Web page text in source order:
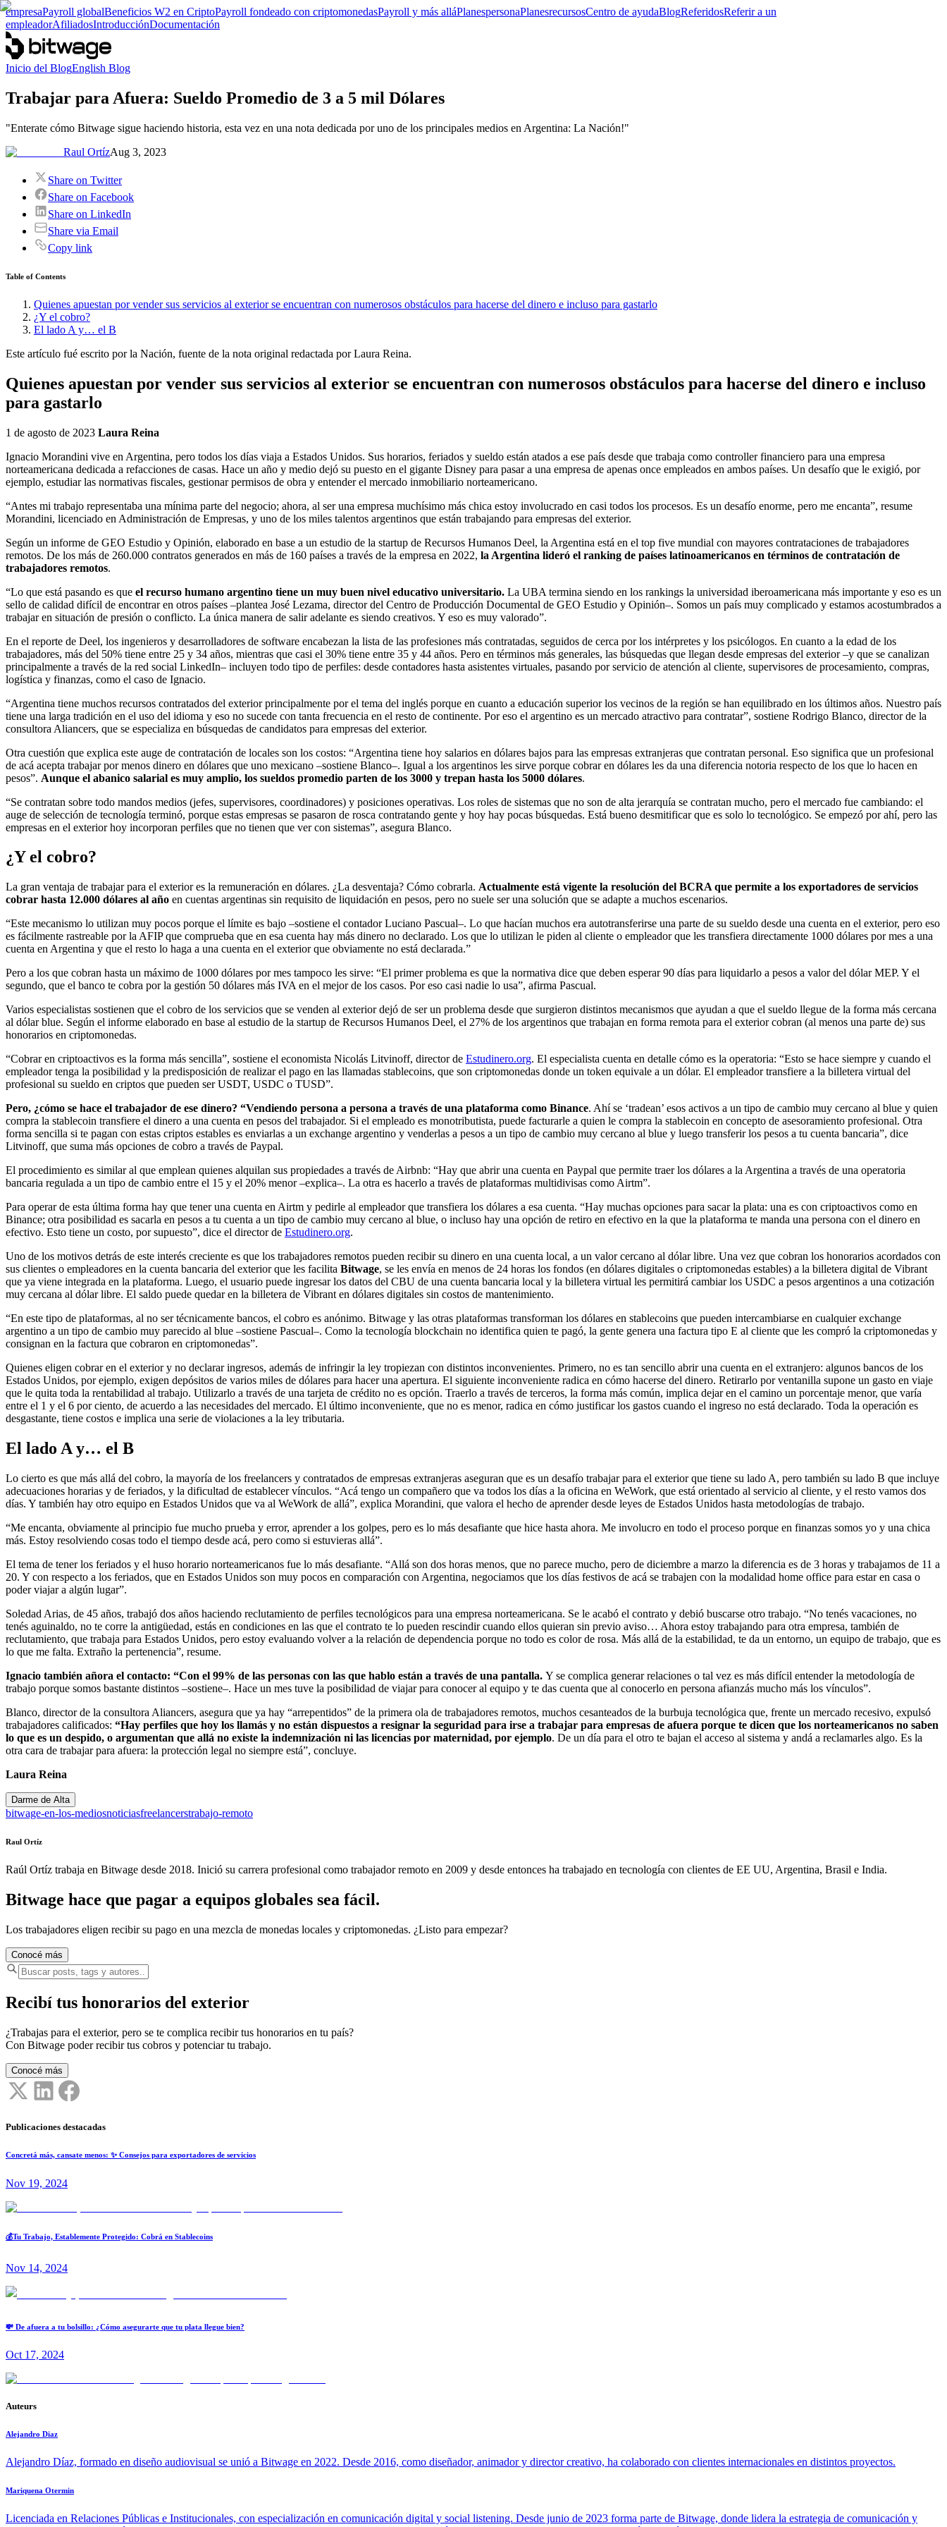
empresaPayroll globalBeneficios W2 en CriptoPayroll fondeado con criptomonedasPayroll y más alláPlanespersonaPlanesrecursosCentro de ayudaBlogReferidosReferir a un
empleadorAfiliadosIntroducciónDocumentación
Inicio del BlogEnglish Blog
Trabajar para Afuera: Sueldo Promedio de 3 a 5 mil Dólares
"Enterate cómo Bitwage sigue haciendo historia, esta vez en una nota dedicada por uno de los principales medios en Argentina: La Nación!"
Raul OrtízAug 3, 2023
Share on Twitter
Share on Facebook
Share on LinkedIn
Share via Email
Copy link
Table of Contents
Quienes apuestan por vender sus servicios al exterior se encuentran con numerosos obstáculos para hacerse del dinero e incluso para gastarlo
¿Y el cobro?
El lado A y… el B
Este artículo fué escrito por la Nación, fuente de la nota original redactada por Laura Reina.
Quienes apuestan por vender sus servicios al exterior se encuentran con numerosos obstáculos para hacerse del dinero e incluso
para gastarlo
1 de agosto de 2023 Laura Reina
Ignacio Morandini vive en Argentina, pero todos los días viaja a Estados Unidos. Sus horarios, feriados y sueldo están atados a ese país desde que trabaja como controller financiero para una empresa
norteamericana dedicada a refacciones de casas. Hace un año y medio dejó su puesto en el gigante Disney para pasar a una empresa de apenas once empleados en ambos países. Un desafío que le exigió, por
ejemplo, estudiar las normativas fiscales, gestionar permisos de obra y entender el mercado inmobiliario norteamericano.
“Antes mi trabajo representaba una mínima parte del negocio; ahora, al ser una empresa muchísimo más chica estoy involucrado en casi todos los procesos. Es un desafío enorme, pero me encanta”, resume
Morandini, licenciado en Administración de Empresas, y uno de los miles talentos argentinos que están trabajando para empresas del exterior.
Según un informe de GEO Estudio y Opinión, elaborado en base a un estudio de la startup de Recursos Humanos Deel, la Argentina está en el top five mundial con mayores contrataciones de trabajadores
remotos. De los más de 260.000 contratos generados en más de 160 países a través de la empresa en 2022, la Argentina lideró el ranking de países latinoamericanos en términos de contratación de
trabajadores remotos.
“Lo que está pasando es que el recurso humano argentino tiene un muy buen nivel educativo universitario. La UBA termina siendo en los rankings la universidad iberoamericana más importante y eso es un
sello de calidad difícil de encontrar en otros países –plantea José Lezama, director del Centro de Producción Documental de GEO Estudio y Opinión–. Somos un país muy complicado y estamos acostumbrados a
trabajar en situación de presión o conflicto. La única manera de salir adelante es siendo creativos. Y eso es muy valorado”.
En el reporte de Deel, los ingenieros y desarrolladores de software encabezan la lista de las profesiones más contratadas, seguidos de cerca por los intérpretes y los psicólogos. En cuanto a la edad de los
trabajadores, más del 50% tiene entre 25 y 34 años, mientras que casi el 30% tiene entre 35 y 44 años. Pero en términos más generales, las búsquedas que llegan desde empresas del exterior –y que se canalizan
principalmente a través de la red social LinkedIn– incluyen todo tipo de perfiles: desde contadores hasta asistentes virtuales, pasando por servicio de atención al cliente, supervisores de procesamiento, compras,
logística y finanzas, como el caso de Ignacio.
“Argentina tiene muchos recursos contratados del exterior principalmente por el tema del inglés porque en cuanto a educación superior los vecinos de la región se han equilibrado en los últimos años. Nuestro país
tiene una larga tradición en el uso del idioma y eso no sucede con tanta frecuencia en el resto de continente. Por eso el argentino es un mercado atractivo para contratar”, sostiene Rodrigo Blanco, director de la
consultora Aliancers, que se especializa en búsquedas de candidatos para empresas del exterior.
Otra cuestión que explica este auge de contratación de locales son los costos: “Argentina tiene hoy salarios en dólares bajos para las empresas extranjeras que contratan personal. Eso significa que un profesional
de acá acepta trabajar por menos dinero en dólares que uno mexicano –sostiene Blanco–. Igual a los argentinos les sirve porque cobrar en dólares les da una diferencia notoria respecto de los que lo hacen en
pesos”. Aunque el abanico salarial es muy amplio, los sueldos promedio parten de los 3000 y trepan hasta los 5000 dólares.
“Se contratan sobre todo mandos medios (jefes, supervisores, coordinadores) y posiciones operativas. Los roles de sistemas que no son de alta jerarquía se contratan mucho, pero el mercado fue cambiando: el
auge de selección de tecnología terminó, porque estas empresas se pasaron de rosca contratando gente y hoy hay pocas búsquedas. Está bueno desmitificar que es solo lo tecnológico. Se empezó por ahí, pero las
empresas en el exterior hoy incorporan perfiles que no tienen que ver con sistemas”, asegura Blanco.
¿Y el cobro?
La gran ventaja de trabajar para el exterior es la remuneración en dólares. ¿La desventaja? Cómo cobrarla. Actualmente está vigente la resolución del BCRA que permite a los exportadores de servicios
cobrar hasta 12.000 dólares al año en cuentas argentinas sin requisito de liquidación en pesos, pero no suele ser una solución que se adapte a muchos escenarios.
“Este mecanismo lo utilizan muy pocos porque el límite es bajo –sostiene el contador Luciano Pascual–. Lo que hacían muchos era autotransferirse una parte de su sueldo desde una cuenta en el exterior, pero eso
es fácilmente rastreable por la AFIP que comprueba que en esa cuenta hay más dinero no declarado. Los que lo utilizan le piden al cliente o empleador que les transfiera directamente 1000 dólares por mes a una
cuenta en Argentina y que el resto lo haga a una cuenta en el exterior que obviamente no está declarada.”
Pero a los que cobran hasta un máximo de 1000 dólares por mes tampoco les sirve: “El primer problema es que la normativa dice que deben esperar 90 días para liquidarlo a pesos a valor del dólar MEP. Y el
segundo, que el banco te cobra por la gestión 50 dólares más IVA en el mejor de los casos. Por eso casi nadie lo usa”, afirma Pascual.
Varios especialistas sostienen que el cobro de los servicios que se venden al exterior dejó de ser un problema desde que surgieron distintos mecanismos que ayudan a que el sueldo llegue de la forma más cercana
al dólar blue. Según el informe elaborado en base al estudio de la startup de Recursos Humanos Deel, el 27% de los argentinos que trabajan en forma remota para el exterior cobran (al menos una parte de) sus
honorarios en criptomonedas.
“Cobrar en criptoactivos es la forma más sencilla”, sostiene el economista Nicolás Litvinoff, director de Estudinero.org. El especialista cuenta en detalle cómo es la operatoria: “Esto se hace siempre y cuando el
empleador tenga la posibilidad y la predisposición de realizar el pago en las llamadas stablecoins, que son criptomonedas donde un token equivale a un dólar. El empleador transfiere a la billetera virtual del
profesional su sueldo en criptos que pueden ser USDT, USDC o TUSD”.
Pero, ¿cómo se hace el trabajador de ese dinero? “Vendiendo persona a persona a través de una plataforma como Binance. Ahí se ‘tradean’ esos activos a un tipo de cambio muy cercano al blue y quien
compra la stablecoin transfiere el dinero a una cuenta en pesos del trabajador. Si el empleado es monotributista, puede facturarle a quien le compra la stablecoin en concepto de asesoramiento profesional. Otra
forma sencilla si te pagan con estas criptos estables es enviarlas a un exchange argentino y venderlas a pesos a un tipo de cambio muy cercano al blue y luego transferir los pesos a tu cuenta bancaria”, dice
Litvinoff, que suma más opciones de cobro a través de Paypal.
El procedimiento es similar al que emplean quienes alquilan sus propiedades a través de Airbnb: “Hay que abrir una cuenta en Paypal que permite traer los dólares a la Argentina a través de una operatoria
bancaria regulada a un tipo de cambio entre el 15 y el 20% menor –explica–. La otra es hacerlo a través de plataformas multidivisas como Airtm”.
Para operar de esta última forma hay que tener una cuenta en Airtm y pedirle al empleador que transfiera los dólares a esa cuenta. “Hay muchas opciones para sacar la plata: una es con criptoactivos como en
Binance; otra posibilidad es sacarla en pesos a tu cuenta a un tipo de cambio muy cercano al blue, o incluso hay una opción de retiro en efectivo en la que la plataforma te manda una persona con el dinero en
efectivo. Esto tiene un costo, por supuesto”, dice el director de Estudinero.org.
Uno de los motivos detrás de este interés creciente es que los trabajadores remotos pueden recibir su dinero en una cuenta local, a un valor cercano al dólar libre. Una vez que cobran los honorarios acordados con
sus clientes o empleadores en la cuenta bancaria del exterior que les facilita Bitwage, se les envía en menos de 24 horas los fondos (en dólares digitales o criptomonedas estables) a la billetera digital de Vibrant
que ya viene integrada en la plataforma. Luego, el usuario puede ingresar los datos del CBU de una cuenta bancaria local y la billetera virtual les permitirá cambiar los USDC a pesos argentinos a una cotización
muy cercana al dólar libre. El saldo puede quedar en la billetera de Vibrant en dólares digitales sin costos de mantenimiento.
“En este tipo de plataformas, al no ser técnicamente bancos, el cobro es anónimo. Bitwage y las otras plataformas transforman los dólares en stablecoins que pueden intercambiarse en cualquier exchange
argentino a un tipo de cambio muy parecido al blue –sostiene Pascual–. Como la tecnología blockchain no identifica quien te pagó, la gente genera una factura tipo E al cliente que les compró la criptomonedas y
consignan en la factura que cobraron en criptomonedas”.
Quienes eligen cobrar en el exterior y no declarar ingresos, además de infringir la ley tropiezan con distintos inconvenientes. Primero, no es tan sencillo abrir una cuenta en el extranjero: algunos bancos de los
Estados Unidos, por ejemplo, exigen depósitos de varios miles de dólares para hacer una apertura. El siguiente inconveniente radica en cómo hacerse del dinero. Retirarlo por ventanilla supone un gasto en viaje
que le quita toda la rentabilidad al trabajo. Utilizarlo a través de una tarjeta de crédito no es opción. Traerlo a través de terceros, la forma más común, implica dejar en el camino un porcentaje menor, que varía
entre el 1 y el 6 por ciento, de acuerdo a las necesidades del mercado. El último inconveniente, que no es menor, radica en cómo justificar los gastos cuando el ingreso no está declarado. Toda la operación es
desgastante, tiene costos e implica una serie de violaciones a la ley tributaria.
El lado A y… el B
Lo cierto es que más allá del cobro, la mayoría de los freelancers y contratados de empresas extranjeras aseguran que es un desafío trabajar para el exterior que tiene su lado A, pero también su lado B que incluye
adecuaciones horarias y de feriados, y la dificultad de establecer vínculos. “Acá tengo un compañero que va todos los días a la oficina en WeWork, que está orientado al servicio al cliente, y el resto vamos dos
días. Y también hay otro equipo en Estados Unidos que va al WeWork de allá”, explica Morandini, que valora el hecho de aprender desde leyes de Estados Unidos hasta metodologías de trabajo.
“Me encanta, obviamente al principio fue mucho prueba y error, aprender a los golpes, pero es lo más desafiante que hice hasta ahora. Me involucro en todo el proceso porque en finanzas somos yo y una chica
más. Estoy resolviendo cosas todo el tiempo desde acá, pero como si estuvieras allá”.
El tema de tener los feriados y el huso horario norteamericanos fue lo más desafiante. “Allá son dos horas menos, que no parece mucho, pero de diciembre a marzo la diferencia es de 3 horas y trabajamos de 11 a
20. Y con respecto a los feriados, que en Estados Unidos son muy pocos en comparación con Argentina, negociamos que los días festivos de acá se trabajen con la modalidad home office para estar en casa o
poder viajar a algún lugar”.
Soledad Arias, de 45 años, trabajó dos años haciendo reclutamiento de perfiles tecnológicos para una empresa norteamericana. Se le acabó el contrato y debió buscarse otro trabajo. “No tenés vacaciones, no
tenés aguinaldo, no te corre la antigüedad, estás en condiciones en las que el contrato te lo pueden rescindir cuando ellos quieran sin previo aviso… Ahora estoy trabajando para otra empresa, también de
reclutamiento, que trabaja para Estados Unidos, pero estoy evaluando volver a la relación de dependencia porque no todo es color de rosa. Más allá de la estabilidad, te da un entorno, un equipo de trabajo, que es
lo que me falta. Extraño la pertenencia”, resume.
Ignacio también añora el contacto: “Con el 99% de las personas con las que hablo están a través de una pantalla. Y se complica generar relaciones o tal vez es más difícil entender la metodología de
trabajo porque somos bastante distintos –sostiene–. Hace un mes tuve la posibilidad de viajar para conocer al equipo y te das cuenta que al conocerlo en persona afianzás mucho más los vínculos”.
Blanco, director de la consultora Aliancers, asegura que ya hay “arrepentidos” de la primera ola de trabajadores remotos, muchos cesanteados de la burbuja tecnológica que, frente un mercado recesivo, expulsó
trabajadores calificados: “Hay perfiles que hoy los llamás y no están dispuestos a resignar la seguridad para irse a trabajar para empresas de afuera porque te dicen que los norteamericanos no saben
lo que es un despido, o argumentan que allá no existe la indemnización ni las licencias por maternidad, por ejemplo. De un día para el otro te bajan el acceso al sistema y andá a reclamarles algo. Es la
otra cara de trabajar para afuera: la protección legal no siempre está”, concluye.
Laura Reina
Darme de Alta
bitwage-en-los-mediosnoticiasfreelancerstrabajo-remoto
Raul Ortíz
Raúl Ortíz trabaja en Bitwage desde 2018. Inició su carrera profesional como trabajador remoto en 2009 y desde entonces ha trabajado en tecnología con clientes de EE UU, Argentina, Brasil e India.
Bitwage hace que pagar a equipos globales sea fácil.
Los trabajadores eligen recibir su pago en una mezcla de monedas locales y criptomonedas. ¿Listo para empezar?
Conocé más
Recibí tus honorarios del exterior
¿Trabajas para el exterior, pero se te complica recibir tus honorarios en tu país?
Con Bitwage poder recibir tus cobros y potenciar tu trabajo.
Conocé más
Publicaciones destacadas
Concretá más, cansate menos: ✨ Consejos para exportadores de servicios
Nov 19, 2024
💰Tu Trabajo, Establemente Protegido: Cobrá en Stablecoins
Nov 14, 2024
💸 De afuera a tu bolsillo: ¿Cómo asegurarte que tu plata llegue bien?
Oct 17, 2024
Auteurs
Alejandro Diaz
Alejandro Díaz, formado en diseño audiovisual se unió a Bitwage en 2022. Desde 2016, como diseñador, animador y director creativo, ha colaborado con clientes internacionales en distintos proyectos.
Mariquena Otermin
Licenciada en Relaciones Públicas e Institucionales, con especialización en comunicación digital y social listening. Desde junio de 2023 forma parte de Bitwage, donde lidera la estrategia de comunicación y